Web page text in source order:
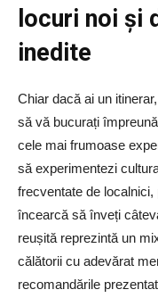
locuri noi și
inedite
Chiar dacă ai un
să vă bucurați
cele mai frumoase
să experimentezi
frecventate de
încearcă să înveți
reușită reprezintă un
călătorii cu adevărat
recomandările